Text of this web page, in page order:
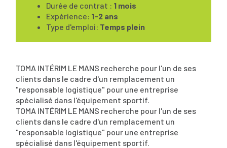
Durée de contrat : 1 mois
Expérience: 1-2 ans
Type d'emploi: Temps plein
TOMA INTÉRIM LE MANS recherche pour l'un de ses
clients dans le cadre d'un remplacement un
"responsable logistique" pour une entreprise
spécialisé dans l'équipement sportif.
TOMA INTÉRIM LE MANS recherche pour l'un de ses
clients dans le cadre d'un remplacement un
"responsable logistique" pour une entreprise
spécialisé dans l'équipement sportif.